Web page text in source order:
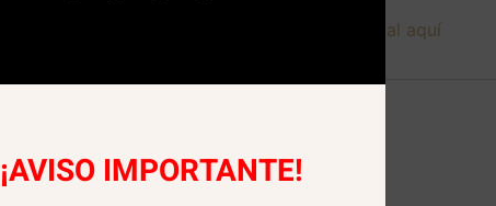
Descargar Carta Digital aquí
¡AVISO IMPORTANTE!